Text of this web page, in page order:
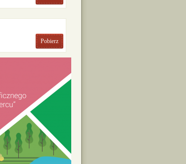
Pobierz